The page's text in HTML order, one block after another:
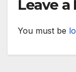
Leave a
You must be